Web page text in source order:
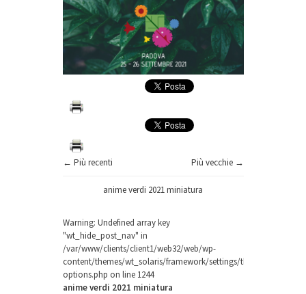
← Più recenti Più vecchie →
anime verdi 2021 miniatura
Warning: Undefined array key
"wt_hide_post_nav" in
/var/www/clients/client1/web32/web/wp-
content/themes/wt_solaris/framework/settings/theme-
options.php on line 1244
anime verdi 2021 miniatura